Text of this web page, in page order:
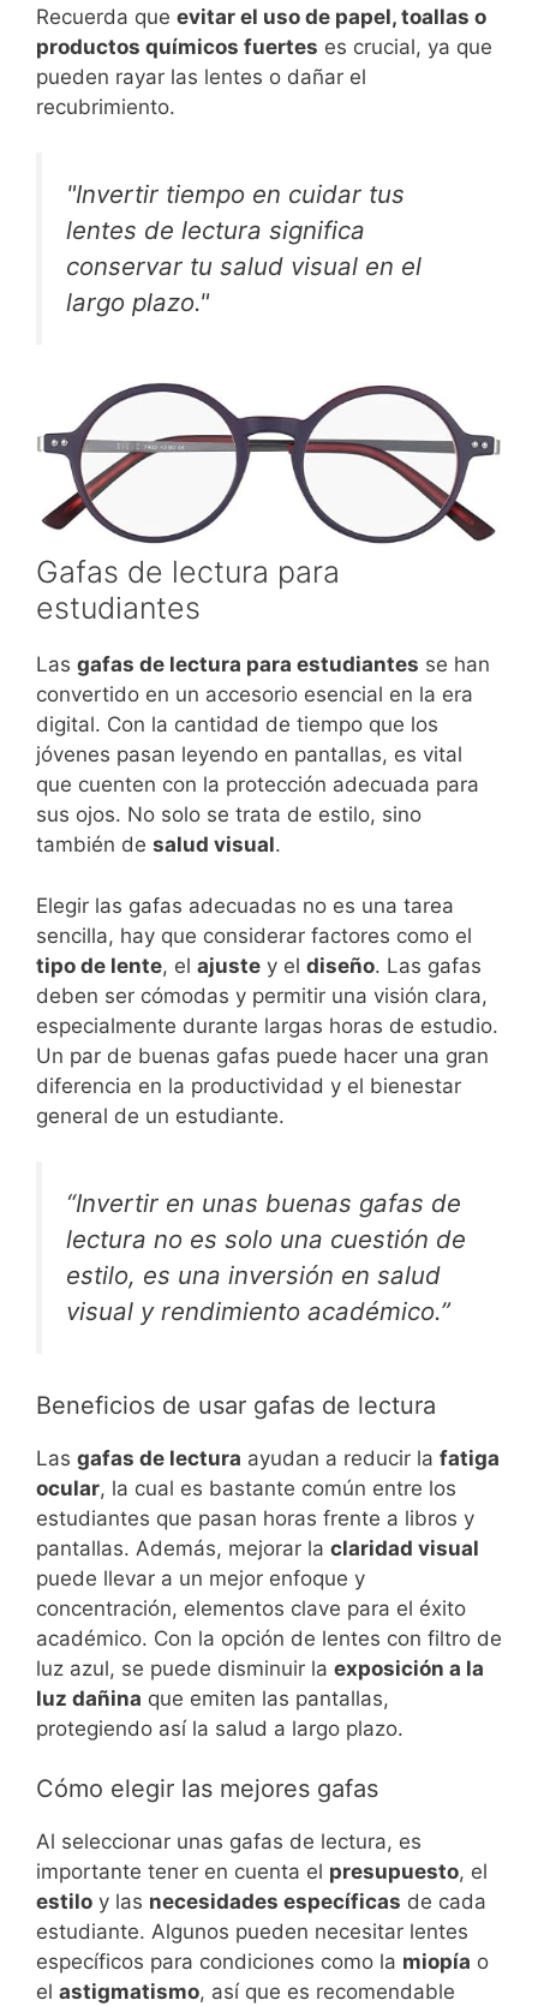
Recuerda que evitar el uso de papel, toallas o
productos químicos fuertes es crucial, ya que
pueden rayar las lentes o dañar el
recubrimiento.
"Invertir tiempo en cuidar tus
lentes de lectura significa
conservar tu salud visual en el
largo plazo."
Gafas de lectura para
estudiantes
Las gafas de lectura para estudiantes se han
convertido en un accesorio esencial en la era
digital. Con la cantidad de tiempo que los
jóvenes pasan leyendo en pantallas, es vital
que cuenten con la protección adecuada para
sus ojos. No solo se trata de estilo, sino
también de salud visual.
Elegir las gafas adecuadas no es una tarea
sencilla, hay que considerar factores como el
tipo de lente, el ajuste y el diseño. Las gafas
deben ser cómodas y permitir una visión clara,
especialmente durante largas horas de estudio.
Un par de buenas gafas puede hacer una gran
diferencia en la productividad y el bienestar
general de un estudiante.
“Invertir en unas buenas gafas de
lectura no es solo una cuestión de
estilo, es una inversión en salud
visual y rendimiento académico.”
Beneficios de usar gafas de lectura
Las gafas de lectura ayudan a reducir la fatiga
ocular, la cual es bastante común entre los
estudiantes que pasan horas frente a libros y
pantallas. Además, mejorar la claridad visual
puede llevar a un mejor enfoque y
concentración, elementos clave para el éxito
académico. Con la opción de lentes con filtro de
luz azul, se puede disminuir la exposición a la
luz dañina que emiten las pantallas,
protegiendo así la salud a largo plazo.
Cómo elegir las mejores gafas
Al seleccionar unas gafas de lectura, es
importante tener en cuenta el presupuesto, el
estilo y las necesidades específicas de cada
estudiante. Algunos pueden necesitar lentes
específicos para condiciones como la miopía o
el astigmatismo, así que es recomendable